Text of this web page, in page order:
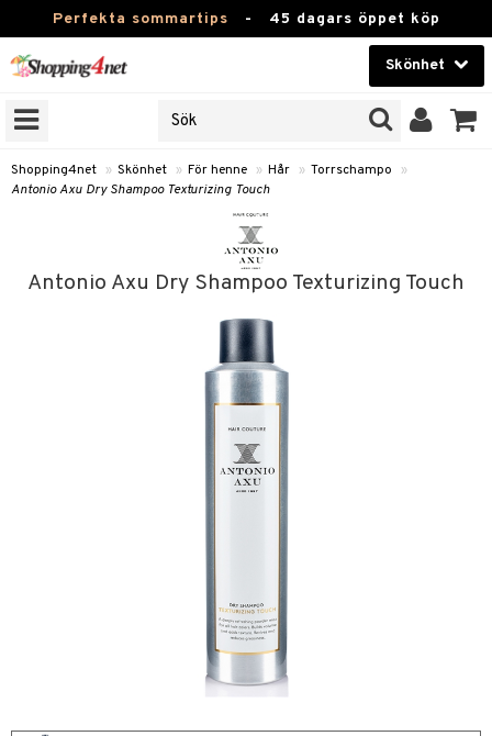
Perfekta sommartips - 45 dagars öppet köp
Skönhet
Skönhet
Kontaktlinser
Fitness
Shopping4net » Skönhet » För henne » Hår » Torrschampo
»
Antonio Axu Dry Shampoo Texturizing Touch
Antonio Axu Dry Shampoo Texturizing Touch